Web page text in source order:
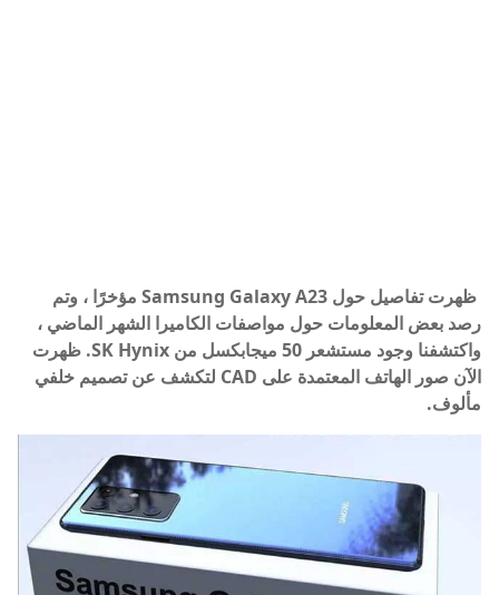
ظهرت تفاصيل حول Samsung Galaxy A23 مؤخرًا ، وتم
رصد بعض المعلومات حول مواصفات الكاميرا الشهر الماضي ،
واكتشفنا وجود مستشعر 50 ميجابكسل من SK Hynix. ظهرت
الآن صور الهاتف المعتمدة على CAD لتكشف عن تصميم خلفي
مألوف.